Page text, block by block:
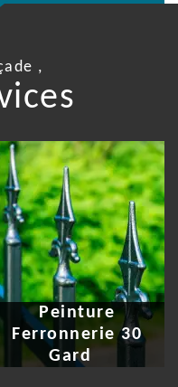
,
Peinture
Ferronnerie 30
Gard